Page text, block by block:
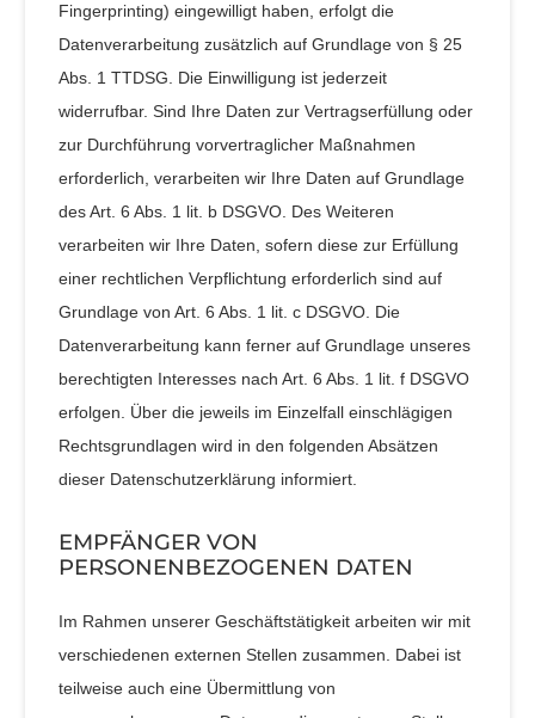
Fingerprinting) eingewilligt haben, erfolgt die
Datenverarbeitung zusätzlich auf Grundlage von § 25
Abs. 1 TTDSG. Die Einwilligung ist jederzeit
widerrufbar. Sind Ihre Daten zur Vertragserfüllung oder
zur Durchführung vorvertraglicher Maßnahmen
erforderlich, verarbeiten wir Ihre Daten auf Grundlage
des Art. 6 Abs. 1 lit. b DSGVO. Des Weiteren
verarbeiten wir Ihre Daten, sofern diese zur Erfüllung
einer rechtlichen Verpflichtung erforderlich sind auf
Grundlage von Art. 6 Abs. 1 lit. c DSGVO. Die
Datenverarbeitung kann ferner auf Grundlage unseres
berechtigten Interesses nach Art. 6 Abs. 1 lit. f DSGVO
erfolgen. Über die jeweils im Einzelfall einschlägigen
Rechtsgrundlagen wird in den folgenden Absätzen
dieser Datenschutzerklärung informiert.
EMPFÄNGER VON
PERSONENBEZOGENEN DATEN
Im Rahmen unserer Geschäftstätigkeit arbeiten wir mit
verschiedenen externen Stellen zusammen. Dabei ist
teilweise auch eine Übermittlung von